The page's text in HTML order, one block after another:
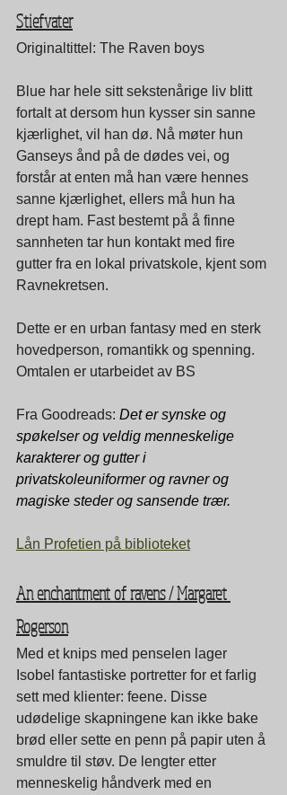
Stiefvater
Originaltittel: The Raven boys
Blue har hele sitt sekstenårige liv blitt
fortalt at dersom hun kysser sin sanne
kjærlighet, vil han dø. Nå møter hun
Ganseys ånd på de dødes vei, og
forstår at enten må han være hennes
sanne kjærlighet, ellers må hun ha
drept ham. Fast bestemt på å finne
sannheten tar hun kontakt med fire
gutter fra en lokal privatskole, kjent som
Ravnekretsen.
Dette er en urban fantasy med en sterk
hovedperson, romantikk og spenning.
Omtalen er utarbeidet av BS
Fra Goodreads: Det er synske og
spøkelser og veldig menneskelige
karakterer og gutter i
privatskoleuniformer og ravner og
magiske steder og sansende trær.
Lån Profetien på biblioteket
An enchantment of ravens / Margaret
Rogerson
Med et knips med penselen lager
Isobel fantastiske portretter for et farlig
sett med klienter: feene. Disse
udødelige skapningene kan ikke bake
brød eller sette en penn på papir uten å
smuldre til støv. De lengter etter
menneskelig håndverk med en